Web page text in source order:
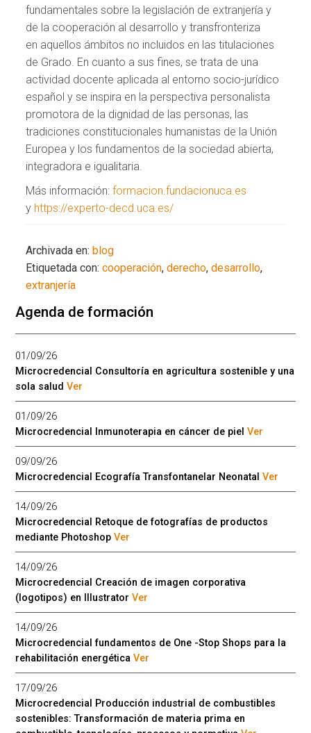
fundamentales sobre la legislación de extranjería y
de la cooperación al desarrollo y transfronteriza
en aquellos ámbitos no incluidos en las titulaciones
de Grado. En cuanto a sus fines, se trata de una
actividad docente aplicada al entorno socio-jurídico
español y se inspira en la perspectiva personalista
promotora de la dignidad de las personas, las
tradiciones constitucionales humanistas de la Unión
Europea y los fundamentos de la sociedad abierta,
integradora e igualitaria.
Más información:formacion.fundacionuca.es
y https://experto-decd.uca.es/
Archivada en:blog
Etiquetada con:cooperación,derecho,desarrollo,
extranjería
Agenda de formación
01/09/26
Microcredencial Consultoría en agricultura sostenible y una
sola saludVer
01/09/26
Microcredencial Inmunoterapia en cáncer de pielVer
09/09/26
Microcredencial Ecografía Transfontanelar NeonatalVer
14/09/26
Microcredencial Retoque de fotografías de productos
mediante PhotoshopVer
14/09/26
Microcredencial Creación de imagen corporativa
(logotipos) en IllustratorVer
14/09/26
Microcredencial fundamentos de One -Stop Shops para la
rehabilitación energéticaVer
17/09/26
Microcredencial Producción industrial de combustibles
sostenibles: Transformación de materia prima en